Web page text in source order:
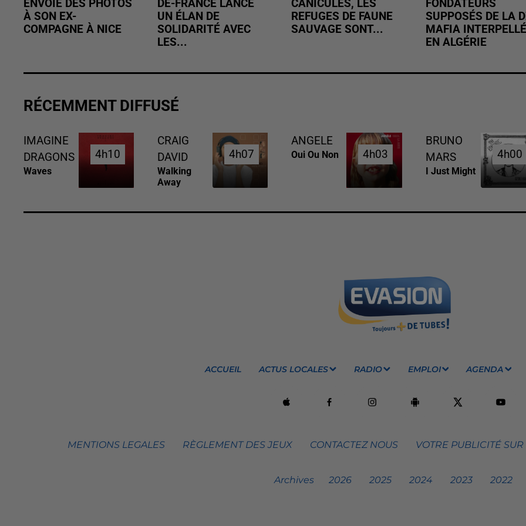
ENVOIE DES PHOTOS
À SON EX-
COMPAGNE À NICE
DE-FRANCE LANCE
UN ÉLAN DE
SOLIDARITÉ AVEC
LES...
CANICULES, LES
REFUGES DE FAUNE
SAUVAGE SONT...
FONDATEURS
SUPPOSÉS DE LA
MAFIA INTERPELLÉ
EN ALGÉRIE
RÉCEMMENT DIFFUSÉ
IMAGINE
DRAGONS
Waves
4h10
4h10
CRAIG
DAVID
Walking
Away
4h07
4h07
ANGELE
Oui Ou Non 4h03
4h03
BRUNO
MARS
I Just Might
4h00
4h00
ACCUEIL ACTUS LOCALES RADIO EMPLOI AGENDA
MENTIONS LEGALES RÈGLEMENT DES JEUX CONTACTEZ NOUS VOTRE PUBLICITÉ
Archives 2026 2025 2024 2023 2022